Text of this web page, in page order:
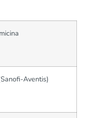
Aventis)